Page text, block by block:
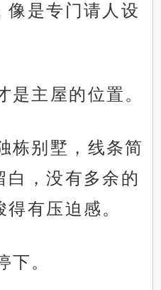
像是专门请人设
是主屋的位置。
栋别墅，线条简
白，没有多余的
有压迫感。
下。